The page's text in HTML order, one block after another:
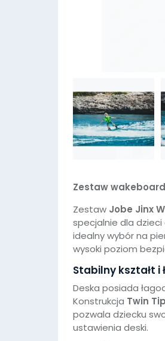
Zestaw
Zestaw Jobe Jinx
specjalnie dla
idealny wybór na
wysoki poziom
Stabilny kształt i
Deska posiada
Konstrukcja Twin Tip
pozwala dziecku
ustawienia deski.